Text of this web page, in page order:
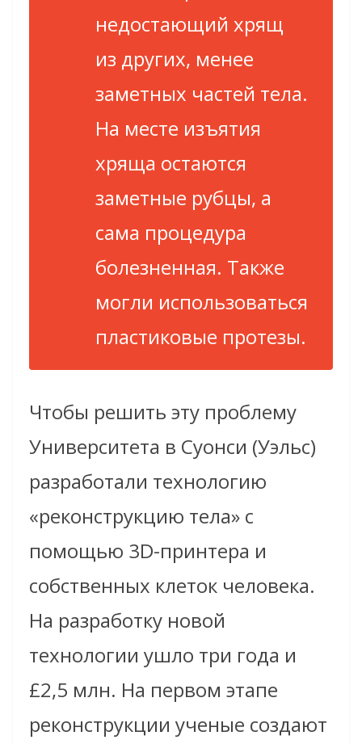
недостающий хрящ
из других, менее
заметных частей тела.
На месте изъятия
хряща остаются
заметные рубцы, а
сама процедура
болезненная. Также
могли использоваться
пластиковые протезы.
Чтобы решить эту проблему
Университета в Суонси (Уэльс)
разработали технологию
«реконструкцию тела» с
помощью 3D-принтера и
собственных клеток человека.
На разработку новой
технологии ушло три года и
£2,5 млн. На первом этапе
реконструкции ученые создают